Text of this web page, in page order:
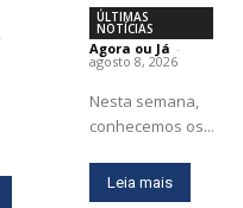
-
ÚLTIMAS
NOTÍCIAS
Agora ou Já -
agosto 8, 2026
Nesta semana,
conhecemos os...
Leia mais